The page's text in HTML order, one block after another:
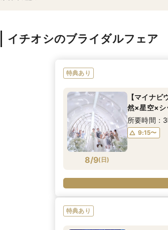
イチオシのブライダルフェア
特典あり
8/9( 日)
【マイナ
然×星空×シ
所要時間：
9:15〜
特典あり